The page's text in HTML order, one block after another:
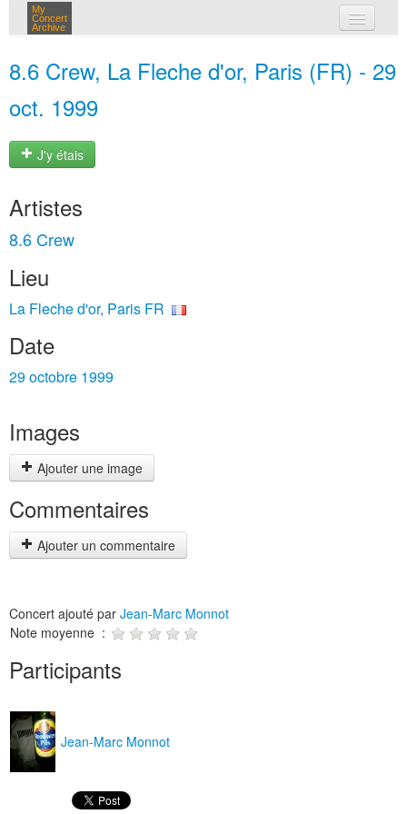
My
Concert
Archive
8.6 Crew, La Fleche d'or, Paris (FR) - 29
oct. 1999
J'y étais
Artistes
8.6 Crew
Lieu
La Fleche d'or, Paris FR
Date
29 octobre 1999
Images
Ajouter une image
Commentaires
Ajouter un commentaire
Concert ajouté par Jean-Marc Monnot
Note moyenne :
Participants
Jean-Marc Monnot